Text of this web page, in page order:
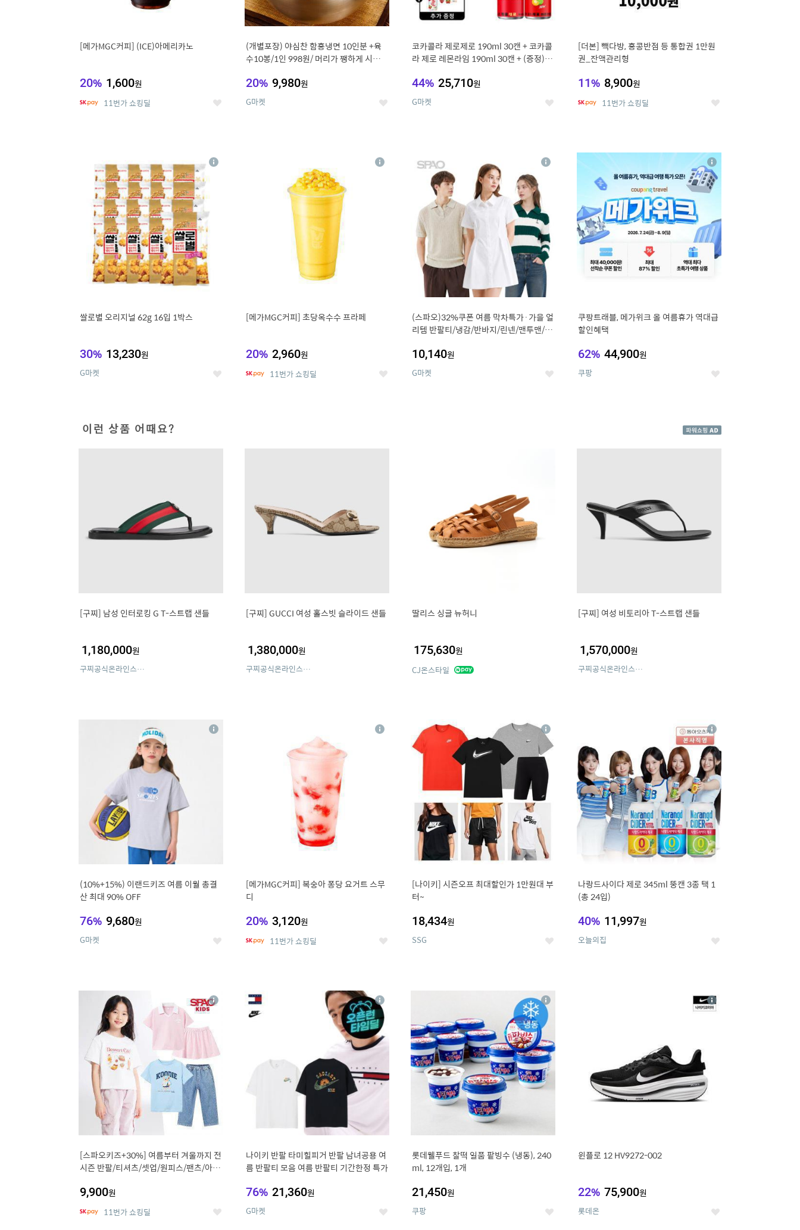
[메가MGC커피] (ICE)아메리카노
20% 1,600원
11번가 쇼킹딜 좋
(개별포장) 야심찬 함흥냉면 10인분 +육
수10봉/1인 998원/ 머리가 쨍하게 시원한
20% 9,980원
G마켓 좋
코카콜라 제로제로 190ml 30캔 + 코카콜
라 제로 레몬라임 190ml 30캔 + (증정) 콜
44% 25,710원
G마켓 좋
[더본] 빽다방, 홍콩반점 등 통합권 1만원
권_잔액관리형
11% 8,900원
11번가 쇼킹딜 좋
쌀로별 오리지널 62g 16입 1박스
30% 13,230원
G마켓 좋
상
[메가MGC커피] 초당옥수수 프라페
20% 2,960원
11번가 쇼킹딜 좋
상
(스파오)32%쿠폰 여름 막차특가·가을 얼
리템 반팔티/냉감/반바지/린넨/맨투맨/슬
10,140원
G마켓 좋
상
8
쿠팡트래블, 메가위크 올 여름휴가 역대급
할인혜택
62% 44,900원
쿠팡 좋
상
세
이런 상품 어때요?
[구찌] 남성 인터로킹 G T-스트랩 샌들
1,180,000원
구찌공식온라인스토어
[구찌] GUCCI 여성 홀스빗 슬라이드 샌들
1,380,000원
구찌공식온라인스토어
딸리스 싱글 뉴허니
175,630원
CJ온스타일
[구찌] 여성 비토리아 T-스트랩 샌들
1,570,000원
구찌공식온라인스토어
(10%+15%) 이랜드키즈 여름 이월 총결
산 최대 90% OFF
76% 9,680원
G마켓 좋
상
[메가MGC커피] 복숭아 퐁당 요거트 스무
디
20% 3,120원
11번가 쇼킹딜 좋
상
11
[나이키] 시즌오프 최대할인가 1만원대 부
터~
18,434원
SSG 좋
상
세
나랑드사이다 제로 345ml 뚱캔 3종 택 1
(총 24입)
40% 11,997원
오늘의집 좋
상
세
13
[스파오키즈+30%] 여름부터 겨울까지 전
시즌 반팔/티셔츠/셋업/원피스/팬츠/아우
9,900원
11번가 쇼킹딜 좋
상
14
나이키 반팔 타미힐피거 반팔 남녀공용 여
름 반팔티 모음 여름 반팔티 기간한정 특가
76% 21,360원
G마켓 좋
상
세
롯데웰푸드 찰떡 일품 팥빙수 (냉동), 240
ml, 12개입, 1개
21,450원
쿠팡 좋
상
세
윈플로 12 HV9272-002
22% 75,900원
롯데온 좋
상
세